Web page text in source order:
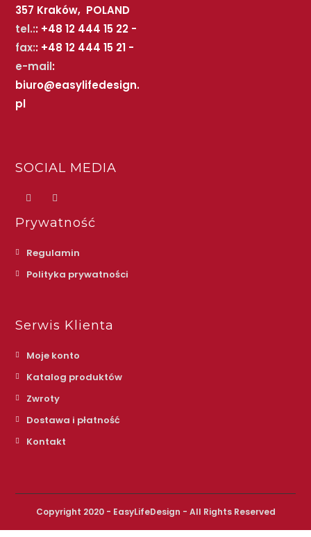
357 Kraków, POLAND
tel.:: +48 12 444 15 22 -
fax:: +48 12 444 15 21 -
e-mail:
biuro@easylifedesign.
pl
SOCIAL MEDIA
Prywatność
Regulamin
Polityka prywatności
Serwis Klienta
Moje konto
Katalog produktów
Zwroty
Dostawa i płatność
Kontakt
Copyright 2020 - EasyLifeDesign - All Rights Reserved